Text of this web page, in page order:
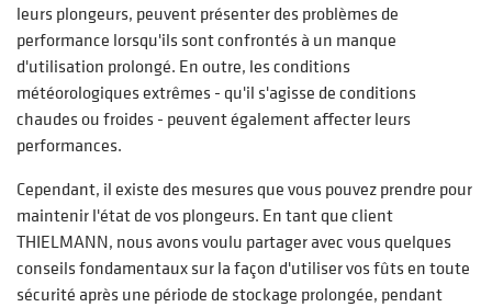
leurs plongeurs, peuvent présenter des problèmes de
performance lorsqu'ils sont confrontés à un manque
d'utilisation prolongé. En outre, les conditions
météorologiques extrêmes - qu'il s'agisse de conditions
chaudes ou froides - peuvent également affecter leurs
performances.
Cependant, il existe des mesures que vous pouvez prendre pour
maintenir l'état de vos plongeurs. En tant que client
THIELMANN, nous avons voulu partager avec vous quelques
conseils fondamentaux sur la façon d'utiliser vos fûts en toute
sécurité après une période de stockage prolongée, pendant